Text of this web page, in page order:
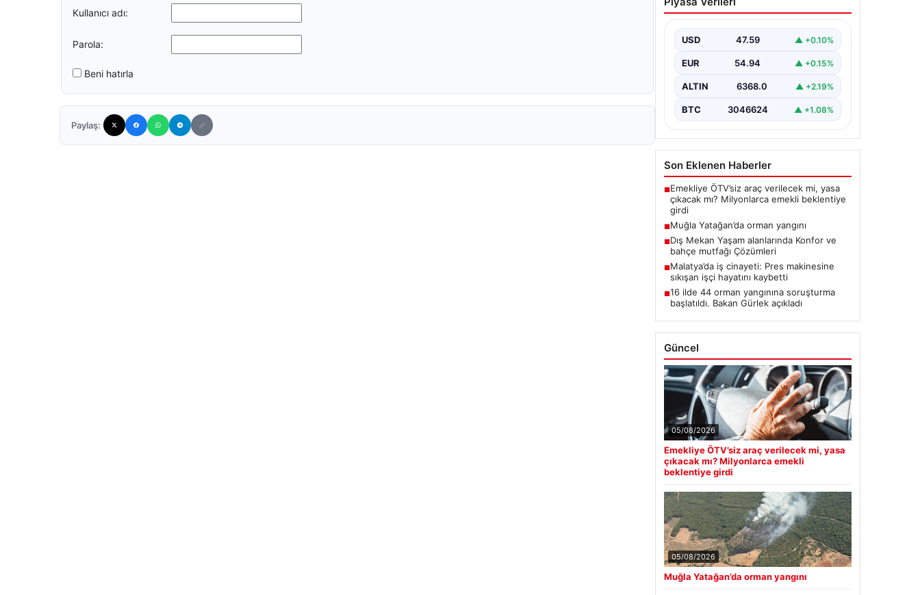
Kullanıcı adı:
Parola:
Beni hatırla
Paylaş:
yangını
USD 47.59 ▲ +0.10%
EUR 54.94 ▲ +0.15%
ALTIN 6368.0 ▲ +2.19%
BTC 3046624 ▲ +1.08%
Son Eklenen Haberler
■Emekliye ÖTV’siz araç verilecek mi, yasa
çıkacak mı? Milyonlarca emekli beklentiye
girdi
■Muğla Yatağan’da orman yangını
■Dış Mekan Yaşam alanlarında Konfor ve
bahçe mutfağı Çözümleri
■Malatya’da iş cinayeti: Pres makinesine
sıkışan işçi hayatını kaybetti
■16 ilde 44 orman yangınına soruşturma
başlatıldı. Bakan Gürlek açıkladı
Güncel
05/08/2026
Emekliye ÖTV’siz araç verilecek mi, yasa
çıkacak mı? Milyonlarca emekli
beklentiye girdi
05/08/2026
Muğla Yatağan’da orman yangını